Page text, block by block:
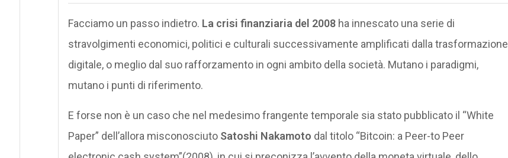
Facciamo un passo indietro. La crisi finanziaria del 2008ha innescato una serie di
stravolgimenti economici, politici e culturali successivamente amplificati dalla trasformazione
digitale, o meglio dal suo rafforzamento in ogni ambito della società. Mutano i paradigmi,
mutano i punti di riferimento.
E forse non è un caso che nel medesimo frangente temporale sia stato pubblicato il “White
Paper” dell’allora misconosciuto Satoshi Nakamoto dal titolo “Bitcoin: a Peer-to Peer